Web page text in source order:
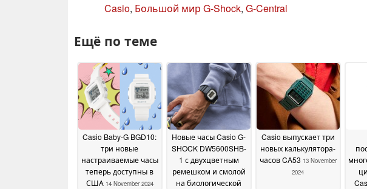
Casio, Большой мир G-Shock, G-Central
Ещё по теме
Casio Baby-G BGD10:
три новые
настраиваемые часы
теперь доступны в
США 14 November 2024
Новые часы Casio G-
SHOCK DW5600SHB-
1 с двухцветным
ремешком и смолой
на биологической
Casio выпускает три
новых калькулятора-
часов CA53 13 November
2024